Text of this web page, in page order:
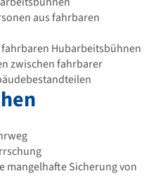
aus fahrbaren
Hubarbeitsbühnen
zwischen fahrbarer
mangelhafte Sicherung von